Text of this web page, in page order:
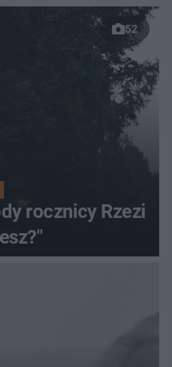
52
rocznicy Rzezi